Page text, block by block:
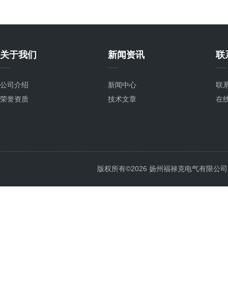
关于我们
公司介绍
荣誉资质
新闻资讯
新闻中心
技术文章
联
联
在
版权所有©2026 扬州福禄克电气有限公